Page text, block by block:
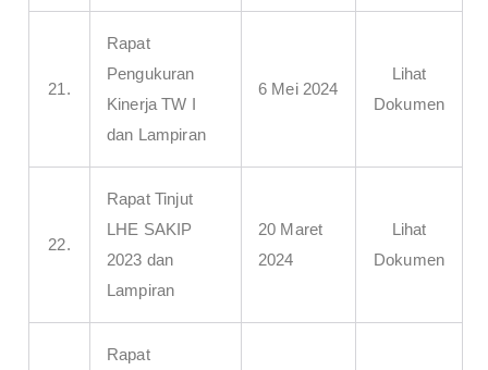
21.
Rapat
Pengukuran
Kinerja TW I
dan Lampiran
6 Mei 2024
Lihat
Dokumen
22.
Rapat Tinjut
LHE SAKIP
2023 dan
Lampiran
20 Maret
2024
Lihat
Dokumen
Rapat